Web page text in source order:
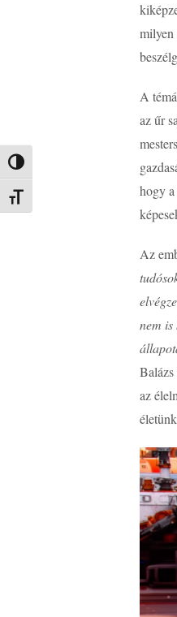
Nagy kontraszt váltása
Betűméret váltása
milyen
A
az űr
hogy
Az
nem
az